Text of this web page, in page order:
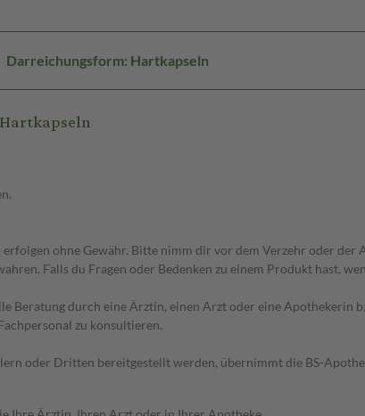
Darreichungsform: Hartkapseln
ohne Gewähr. Bitte nimm dir vor dem Verzehr oder
Falls du Fragen oder Bedenken zu einem Produkt hast,
Beratung durch eine Ärztin, einen Arzt oder eine Apothekerin
zu konsultieren.
oder Dritten bereitgestellt werden, übernimmt die BS-